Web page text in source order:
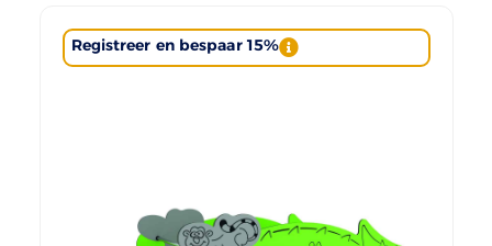
Registreer en bespaar 15%